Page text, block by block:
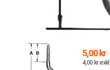
5,00 kr
4,00 kr